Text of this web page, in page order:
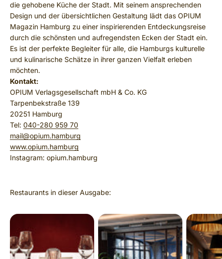
die gehobene Küche der Stadt. Mit seinem ansprechenden
Design und der übersichtlichen Gestaltung lädt das OPIUM
Magazin Hamburg zu einer inspirierenden Entdeckungsreise
durch die schönsten und aufregendsten Ecken der Stadt ein.
Es ist der perfekte Begleiter für alle, die Hamburgs kulturelle
und kulinarische Schätze in ihrer ganzen Vielfalt erleben
möchten.
Kontakt:
OPIUM Verlagsgesellschaft mbH & Co. KG
Tarpenbekstraße 139
20251 Hamburg
Tel: 040-280 959 70
mail@opium.hamburg
www.opium.hamburg
Instagram: opium.hamburg